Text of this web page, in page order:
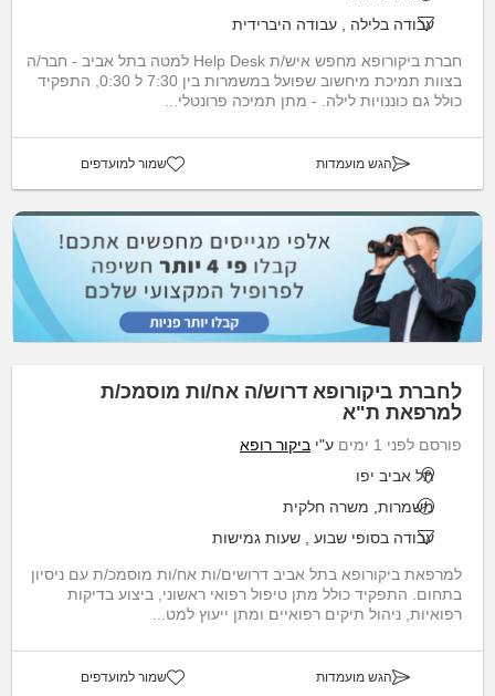
עבודה בלילה
עבודה היברידית
חברת ביקורופא מחפש איש/ת Help Desk למטה בתל אביב - חבר/ה
בצוות תמיכת מיחשוב שפועל במשמרות בין 7:30 ל 0:30, התפקיד
כולל גם כוננויות לילה. - מתן תמיכה פרונטלי...
הגש מועמדות שמור למועדפים
לחברת ביקורופא דרוש/ה אח/ות מוסמכ/ת
למרפאת ת"א
פורסם לפני 1 ימים ע"י ביקור רופא
תל אביב יפו
משמרות, משרה חלקית
עבודה בסופי שבוע
שעות גמישות
למרפאת ביקורופא בתל אביב דרושים/ות אח/ות מוסמכ/ת עם ניסיון
בתחום. התפקיד כולל מתן טיפול רפואי ראשוני, ביצוע בדיקות
רפואיות, ניהול תיקים רפואיים ומתן ייעוץ למט...
הגש מועמדות שמור למועדפים